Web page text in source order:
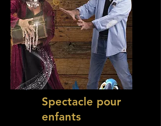
Spectacle pour
enfants